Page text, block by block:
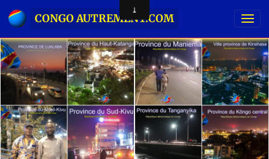
CONGO AUTREMENT.COM